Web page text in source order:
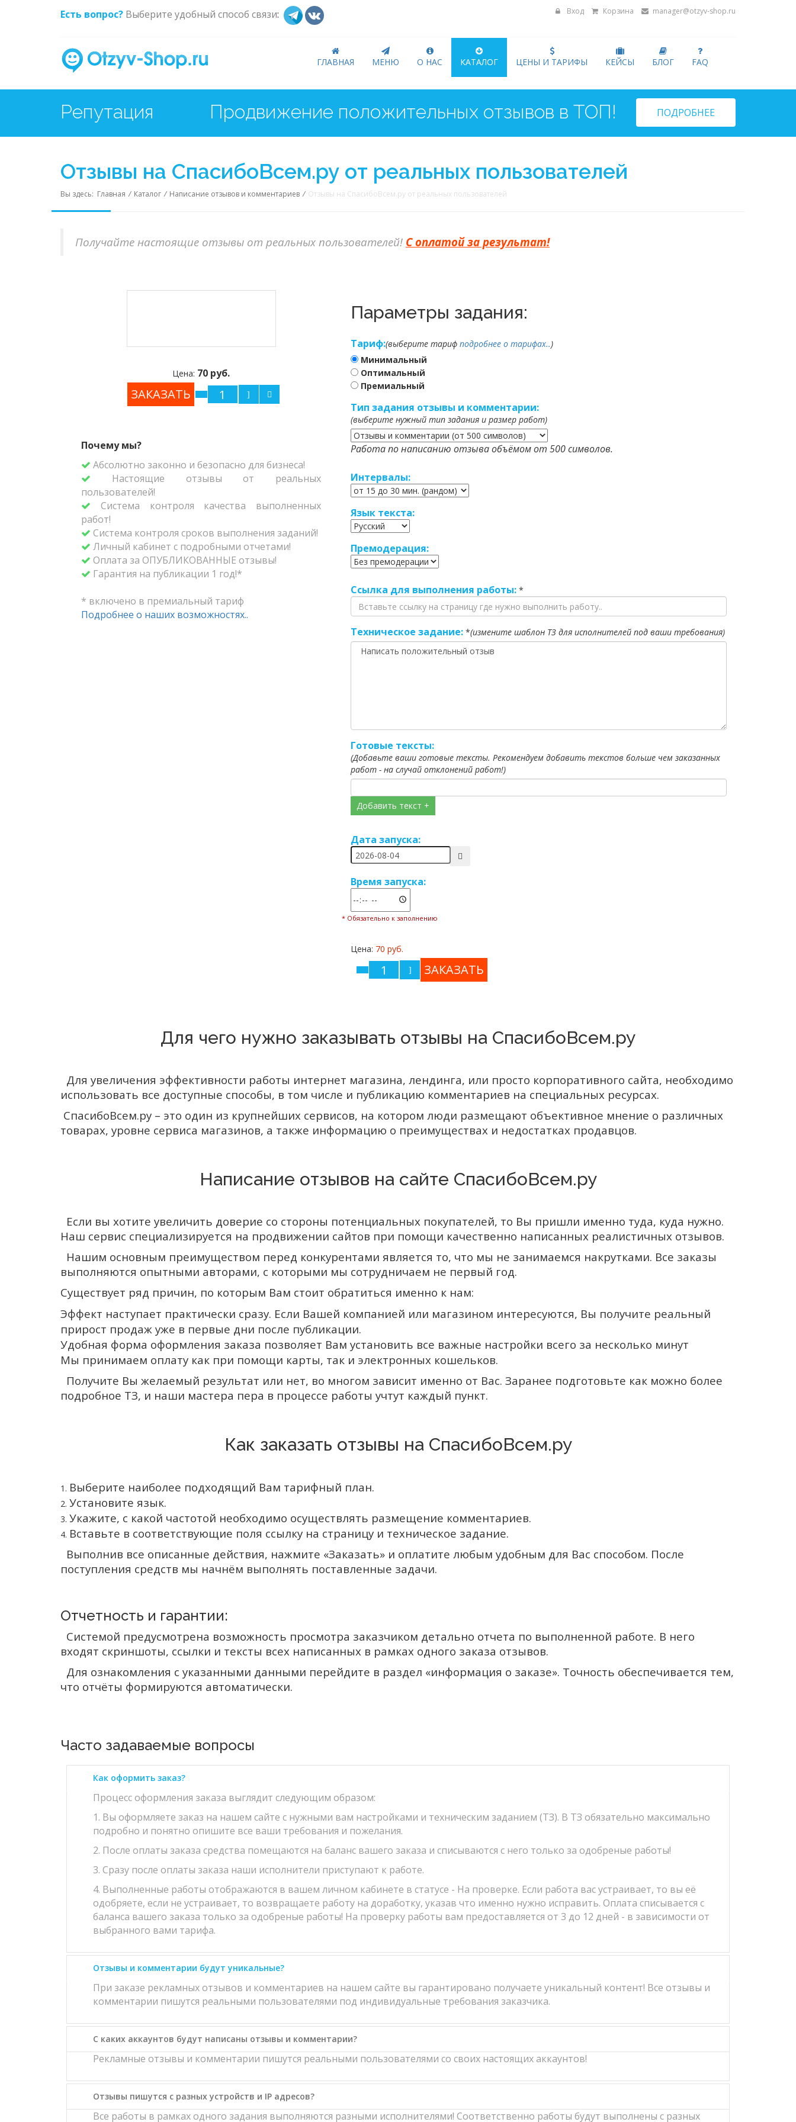
Есть вопрос? Выберите удобный способ связи: Вход Корзина manager@otzyv-shop.ru
ГЛАВНАЯ МЕНЮ О НАС КАТАЛОГ ЦЕНЫ И ТАРИФЫ КЕЙСЫ БЛОГ FAQ
Репутация ПОДРОБНЕЕ
Отзывы на СпасибоВсем.ру от реальных пользователей
Вы здесь: Главная / Каталог / Написание отзывов и комментариев / Отзывы на СпасибоВсем.ру от реальных пользователей
Получайте настоящие отзывы от реальных пользователей! С оплатой за результат!
Цена: 70 руб.
Почему мы?
Абсолютно законно и безопасно для бизнеса!
Настоящие отзывы от реальных
пользователей!
Система контроля качества выполненных
работ!
Система контроля сроков выполнения заданий!
Личный кабинет с подробными отчетами!
Оплата за ОПУБЛИКОВАННЫЕ отзывы!
Гарантия на публикации 1 год!*
* включено в премиальный тариф
Подробнее о наших возможностях..
Параметры задания:
Тариф:(выберите тариф подробнее о тарифах..)
Минимальный
Оптимальный
Премиальный
Тип задания отзывы и комментарии:
(выберите нужный тип задания и размер работ)
Работа по написанию отзыва объёмом от 500 символов.
Интервалы:
Язык текста:
Премодерация:
Ссылка для выполнения работы: *
Техническое задание: *(измените шаблон ТЗ для исполнителей под ваши требования)
Готовые тексты:
(Добавьте ваши готовые тексты. Рекомендуем добавить текстов больше чем заказанных
работ - на случай отклонений работ!)
Добавить текст +
Дата запуска:
Время запуска:
* Обязательно к заполнению
Цена: 70 руб.
Для чего нужно заказывать отзывы на СпасибоВсем.ру
Для увеличения эффективности работы интернет магазина, лендинга, или просто корпоративного сайта, необходимо
использовать все доступные способы, в том числе и публикацию комментариев на специальных ресурсах.
СпасибоВсем.ру – это один из крупнейших сервисов, на котором люди размещают объективное мнение о различных
товарах, уровне сервиса магазинов, а также информацию о преимуществах и недостатках продавцов.
Написание отзывов на сайте СпасибоВсем.ру
Если вы хотите увеличить доверие со стороны потенциальных покупателей, то Вы пришли именно туда, куда нужно.
Наш сервис специализируется на продвижении сайтов при помощи качественно написанных реалистичных отзывов.
Нашим основным преимуществом перед конкурентами является то, что мы не занимаемся накрутками. Все заказы
выполняются опытными авторами, с которыми мы сотрудничаем не первый год.
Существует ряд причин, по которым Вам стоит обратиться именно к нам:
Эффект наступает практически сразу. Если Вашей компанией или магазином интересуются, Вы получите реальный
прирост продаж уже в первые дни после публикации.
Удобная форма оформления заказа позволяет Вам установить все важные настройки всего за несколько минут
Мы принимаем оплату как при помощи карты, так и электронных кошельков.
Получите Вы желаемый результат или нет, во многом зависит именно от Вас. Заранее подготовьте как можно более
подробное ТЗ, и наши мастера пера в процессе работы учтут каждый пункт.
Как заказать отзывы на СпасибоВсем.ру
Выберите наиболее подходящий Вам тарифный план.
Установите язык.
Укажите, с какой частотой необходимо осуществлять размещение комментариев.
Вставьте в соответствующие поля ссылку на страницу и техническое задание.
Выполнив все описанные действия, нажмите «Заказать» и оплатите любым удобным для Вас способом. После
поступления средств мы начнём выполнять поставленные задачи.
Отчетность и гарантии:
Системой предусмотрена возможность просмотра заказчиком детально отчета по выполненной работе. В него
входят скриншоты, ссылки и тексты всех написанных в рамках одного заказа отзывов.
Для ознакомления с указанными данными перейдите в раздел «информация о заказе». Точность обеспечивается тем,
что отчёты формируются автоматически.
Часто задаваемые вопросы
Как оформить заказ?
Процесс оформления заказа выглядит следующим образом:
1. Вы оформляете заказ на нашем сайте с нужными вам настройками и техническим заданием (ТЗ). В ТЗ обязательно максимально
подробно и понятно опишите все ваши требования и пожелания.
2. После оплаты заказа средства помещаются на баланс вашего заказа и списываются с него только за одобреные работы!
3. Сразу после оплаты заказа наши исполнители приступают к работе.
4. Выполненные работы отображаются в вашем личном кабинете в статусе - На проверке. Если работа вас устраивает, то вы её
одобряете, если не устраивает, то возвращаете работу на доработку, указав что именно нужно исправить. Оплата списывается с
баланса вашего заказа только за одобреные работы! На проверку работы вам предоставляется от 3 до 12 дней - в зависимости от
выбранного вами тарифа.
Отзывы и комментарии будут уникальные?
При заказе рекламных отзывов и комментариев на нашем сайте вы гарантировано получаете уникальный контент! Все отзывы и
комментарии пишутся реальными пользователями под индивидуальные требования заказчика.
С каких аккаунтов будут написаны отзывы и комментарии?
Рекламные отзывы и комментарии пишутся реальными пользователями со своих настоящих аккаунтов!
Отзывы пишутся с разных устройств и IP адресов?
Все работы в рамках одного задания выполняются разными исполнителями! Соответственно работы будут выполнены с разных